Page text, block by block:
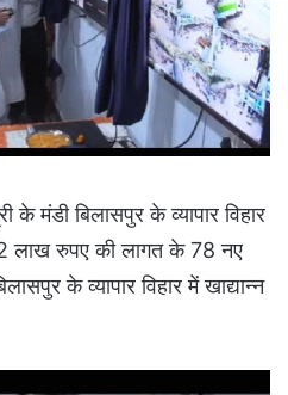
मंडी बिलासपुर के व्यापार विहार
लाख रुपए की लागत के 78 नए
के व्यापार विहार में खाद्यान्न